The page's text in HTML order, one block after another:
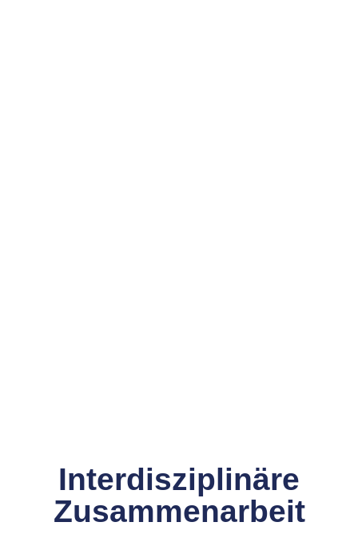
Interdisziplinäre
Zusammenarbeit